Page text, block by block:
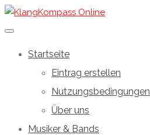
Startseite
Eintrag erstellen
Nutzungsbedingungen
Über uns
Musiker & Bands